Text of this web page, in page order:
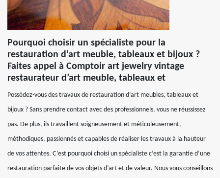
Pourquoi choisir un spécialiste pour la
restauration d’art meuble, tableaux et bijoux ?
Faites appel à Comptoir art jewelry vintage
restaurateur d’art meuble, tableaux et
Possédez-vous des travaux de restauration d’art meubles, tableaux et
bijoux ? Sans prendre contact avec des professionnels, vous ne réussissez
pas. De plus, ils travaillent soigneusement et méticuleusement,
méthodiques, passionnés et capables de réaliser les travaux à la hauteur
de vos attentes. C’est pourquoi choisi un spécialiste c’est la garantie d’une
restauration parfaite de vos objets d’art et de valeur. Nous vous conseillons